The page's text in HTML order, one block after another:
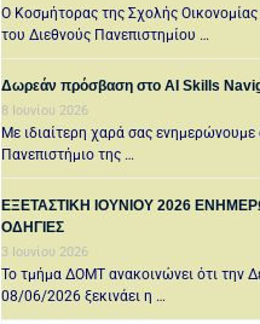
Ο Κοσμήτορας της Σχολής Οικονομίας
του Διεθνούς Πανεπιστημίου …
Δωρεάν πρόσβαση στο AI Skills
8 Ιουνίου 2026
Με ιδιαίτερη χαρά σας ενημερώνουμε
Πανεπιστήμιο της …
ΕΞΕΤΑΣΤΙΚΗ IOYNIOY 2026
ΟΔΗΓΙΕΣ
3 Ιουνίου 2026
Το τμήμα ΔΟΜΤ ανακοινώνει ότι την
08/06/2026 ξεκινάει η …